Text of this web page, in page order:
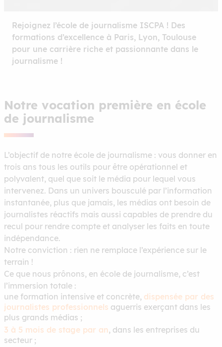
Rejoignez l’école de journalisme ISCPA ! Des
formations d’excellence à Paris, Lyon, Toulouse
pour une carrière riche et passionnante dans le
journalisme !
Notre vocation première en école
de journalisme
L’objectif de notre école de journalisme : vous donner en
trois ans tous les outils pour être opérationnel et
polyvalent, quel que soit le média pour lequel vous
intervenez. Dans un univers bousculé par l’information
instantanée, plus que jamais, les médias ont besoin de
journalistes réactifs mais aussi capables de prendre du
recul pour rendre compte et analyser les faits en toute
indépendance.
Notre conviction : rien ne remplace l’expérience sur le
terrain !
Ce que nous prônons, en école de journalisme, c’est
l’immersion totale :
une formation intensive et concrète, dispensée par des
journalistes professionnels aguerris exerçant dans les
plus grands médias ;
3 à 5 mois de stage par an, dans les entreprises du
secteur ;